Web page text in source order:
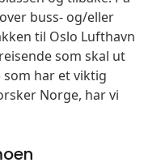
buss- og/eller
til Oslo Lufthavn
som skal ut
har et viktig
Norge, har vi